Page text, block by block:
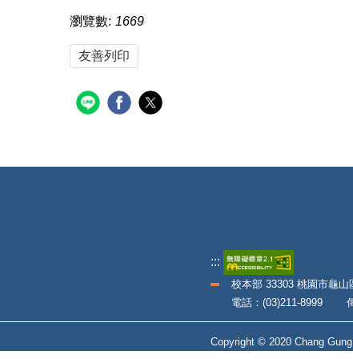
瀏覽數: 1669
友善列印
:::
校本部 33303 桃園市龜山
電話：(03)211-8999 傳
Copyright © 2020 Chang